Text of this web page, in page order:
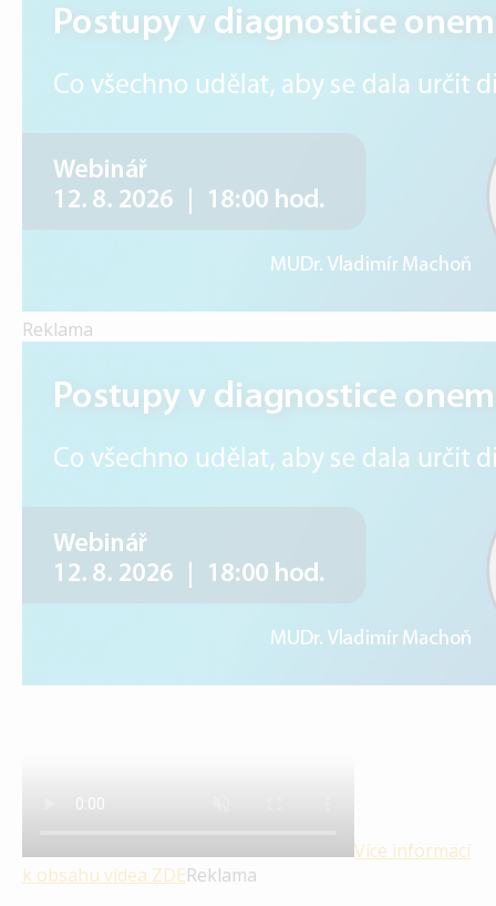
Reklama
Více informací
k obsahu videa ZDEReklama